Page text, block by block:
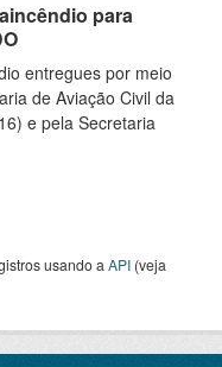
para
entregues por meio
de Aviação Civil da
e pela Secretaria
usando a API (veja